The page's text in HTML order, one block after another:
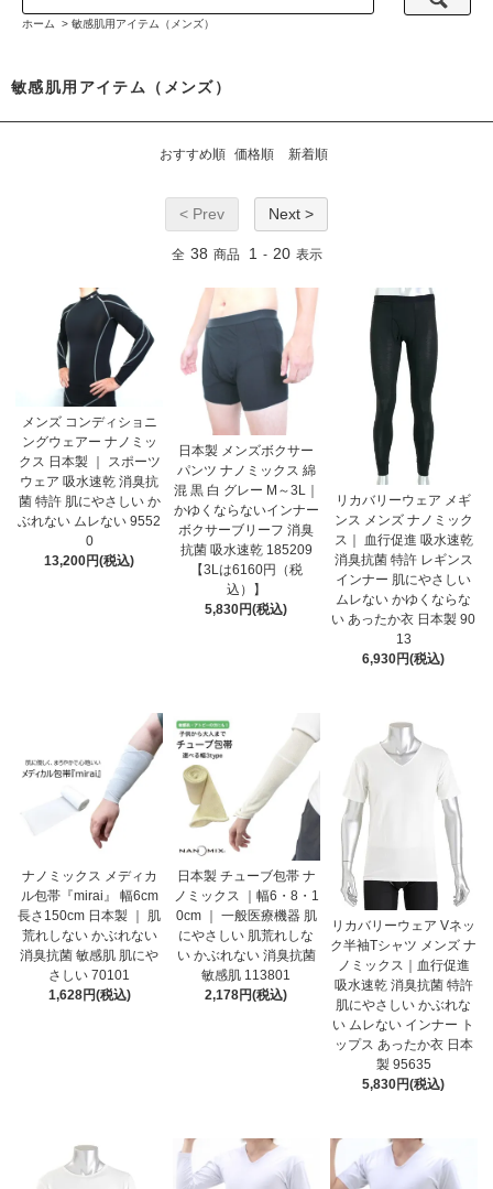
ホーム > 敏感肌用アイテム（メンズ）
敏感肌用アイテム（メンズ）
おすすめ順 価格順 新着順
< Prev Next >
全 38 商品 1 - 20 表示
メンズ コンディショニ
ングウェアー ナノミッ
クス 日本製 ｜ スポーツ
ウェア 吸水速乾 消臭抗
菌 特許 肌にやさしい か
ぶれない ムレない 9552
0
13,200円(税込)
日本製 メンズボクサー
パンツ ナノミックス 綿
混 黒 白 グレー M～3L｜
かゆくならないインナー
ボクサーブリーフ 消臭
抗菌 吸水速乾 185209
【3Lは6160円（税
込）】
5,830円(税込)
リカバリーウェア メギ
ンス メンズ ナノミック
ス｜ 血行促進 吸水速乾
消臭抗菌 特許 レギンス
インナー 肌にやさしい
ムレない かゆくならな
い あったか衣 日本製 90
13
6,930円(税込)
ナノミックス メディカ
ル包帯『mirai』 幅6cm
長さ150cm 日本製 ｜ 肌
荒れしない かぶれない
消臭抗菌 敏感肌 肌にや
さしい 70101
1,628円(税込)
日本製 チューブ包帯 ナ
ノミックス ｜幅6・8・1
0cm ｜ 一般医療機器 肌
にやさしい 肌荒れしな
い かぶれない 消臭抗菌
敏感肌 113801
2,178円(税込)
リカバリーウェア Vネッ
ク半袖Tシャツ メンズ ナ
ノミックス｜血行促進
吸水速乾 消臭抗菌 特許
肌にやさしい かぶれな
い ムレない インナー ト
ップス あったか衣 日本
製 95635
5,830円(税込)